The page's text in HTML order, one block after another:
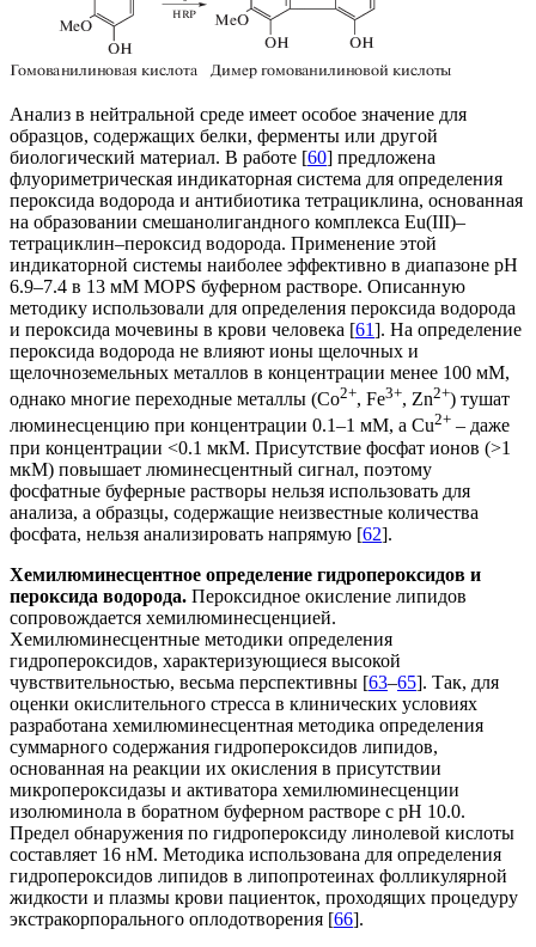
Анализ в нейтральной среде имеет особое значение для
образцов, содержащих белки, ферменты или другой
биологический материал. В работе [60] предложена
флуориметрическая индикаторная система для определения
пероксида водорода и антибиотика тетрациклина, основанная
на образовании смешанолигандного комплекса Eu(III)–
тетрациклин–пероксид водорода. Применение этой
индикаторной системы наиболее эффективно в диапазоне рН
6.9–7.4 в 13 мМ MOPS буферном растворе. Описанную
методику использовали для определения пероксида водорода
и пероксида мочевины в крови человека [61]. На определение
пероксида водорода не влияют ионы щелочных и
щелочноземельных металлов в концентрации менее 100 мМ,
однако многие переходные металлы (Co2+, Fe3+, Zn2+) тушат
люминесценцию при концентрации 0.1–1 мМ, а Cu2+ – даже
при концентрации <0.1 мкМ. Присутствие фосфат ионов (>1
мкМ) повышает люминесцентный сигнал, поэтому
фосфатные буферные растворы нельзя использовать для
анализа, а образцы, содержащие неизвестные количества
фосфата, нельзя анализировать напрямую [62].
Хемилюминесцентное определение гидропероксидов и
пероксида водорода. Пероксидное окисление липидов
сопровождается хемилюминесценцией.
Хемилюминесцентные методики определения
гидропероксидов, характеризующиеся высокой
чувствительностью, весьма перспективны [63–65]. Так, для
оценки окислительного стресса в клинических условиях
разработана хемилюминесцентная методика определения
суммарного содержания гидропероксидов липидов,
основанная на реакции их окисления в присутствии
микропероксидазы и активатора хемилюминесценции
изолюминола в боратном буферном растворе с рН 10.0.
Предел обнаружения по гидропероксиду линолевой кислоты
составляет 16 нМ. Методика использована для определения
гидропероксидов липидов в липопротеинах фолликулярной
жидкости и плазмы крови пациенток, проходящих процедуру
экстрaкорпорального оплодотворения [66].